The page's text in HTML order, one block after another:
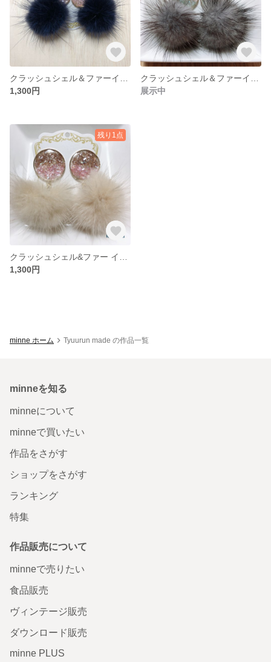
1,300円
展示中
残り1点
1,300円
minne ホーム Tyuurun made の作品一覧
minneを知る
minneについて
minneで買いたい
作品をさがす
ショップをさがす
ランキング
特集
作品販売について
minneで売りたい
食品販売
ヴィンテージ販売
ダウンロード販売
minne PLUS